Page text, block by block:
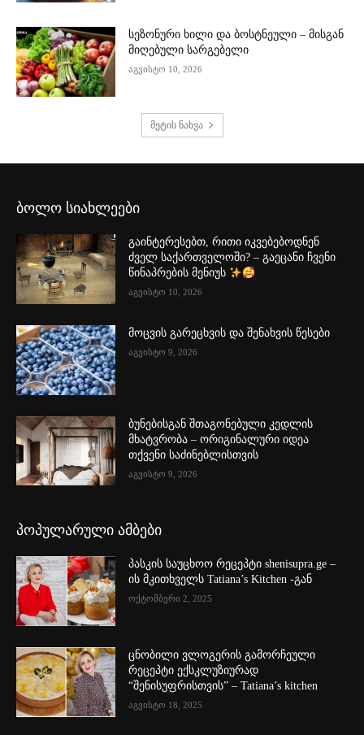
სეზონური ხილი და ბოსტნეული – მისგან
მიღებული სარგებელი
აგვისტო 10, 2026
მეტის ნახვა
ბოლო სიახლეები
გაინტერესებთ, რითი იკვებებოდნენ
ძველ საქართველოში? – გაეცანი ჩვენი
წინაპრების მენიუს
აგვისტო 10, 2026
მოცვის გარეცხვის და შენახვის წესები
აგვისტო 9, 2026
ბუნებისგან შთაგონებული კედლის
მხატვრობა – ორიგინალური იდეა
თქვენი საძინებლისთვის
აგვისტო 9, 2026
პოპულარული ამბები
პასკის საუცხოო რეცეპტი shenisupra.ge –
ის მკითხველს Tatiana’s Kitchen -გან
ოქტომბერი 2, 2025
ცნობილი ვლოგერის გამორჩეული
რეცეპტი ექსკლუზიურად
“შენისუფრისთვის” – Tatiana’s kitchen
აგვისტო 18, 2025